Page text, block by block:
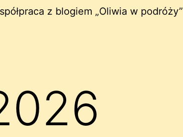
menu
z blogiem „Oliwia w podróży”